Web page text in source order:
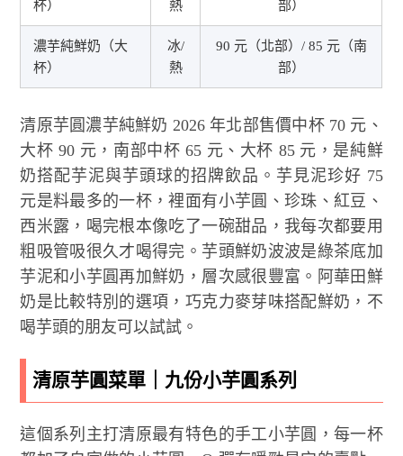
杯）
熱
部）
濃芋純鮮奶（大
杯）
冰/
熱
90 元（北部）/ 85 元（南
部）
清原芋圓濃芋純鮮奶 2026 年北部售價中杯 70 元、
大杯 90 元，南部中杯 65 元、大杯 85 元，是純鮮
奶搭配芋泥與芋頭球的招牌飲品。芋見泥珍好 75
元是料最多的一杯，裡面有小芋圓、珍珠、紅豆、
西米露，喝完根本像吃了一碗甜品，我每次都要用
粗吸管吸很久才喝得完。芋頭鮮奶波波是綠茶底加
芋泥和小芋圓再加鮮奶，層次感很豐富。阿華田鮮
奶是比較特別的選項，巧克力麥芽味搭配鮮奶，不
喝芋頭的朋友可以試試。
清原芋圓菜單｜九份小芋圓系列
這個系列主打清原最有特色的手工小芋圓，每一杯